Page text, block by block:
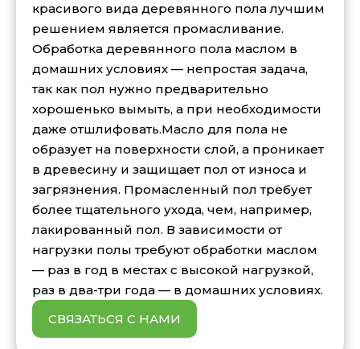
красивого вида деревянного пола лучшим
решением является промасливание.
Обработка деревянного пола маслом в
домашних условиях — непростая задача,
так как пол нужно предварительно
хорошенько вымыть, а при необходимости
даже отшлифовать.Масло для пола не
образует на поверхности слой, а проникает
в древесину и защищает пол от износа и
загрязнения. Промасленный пол требует
более тщательного ухода, чем, например,
лакированный пол. В зависимости от
нагрузки полы требуют обработки маслом
— раз в год в местах с высокой нагрузкой,
раз в два-три года — в домашних условиях.
СВЯЗАТЬСЯ С НАМИ